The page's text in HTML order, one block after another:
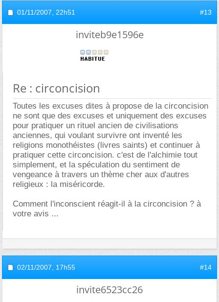
01/11/2007, 22h51 #13
inviteb9e1596e
Re : circoncision
Toutes les excuses dites à propose de la circoncision
ne sont que des excuses et uniquement des excuses
pour pratiquer un rituel ancien de civilisations
anciennes, qui voulant survivre ont inventé les
religions monothéistes (livres saints) et continuer à
pratiquer cette circoncision. c'est de l'alchimie tout
simplement, et la spéculation du sentiment de
vengeance à travers un thème cher aux d'autres
religieux : la miséricorde.
Comment l'inconscient réagit-il à la circoncision ? à
votre avis ...
02/11/2007, 17h55 #14
invite6523cc26